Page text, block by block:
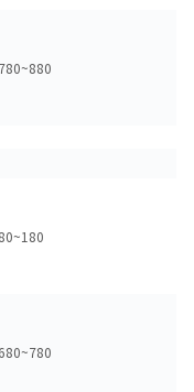
780~880
80~180
680~780